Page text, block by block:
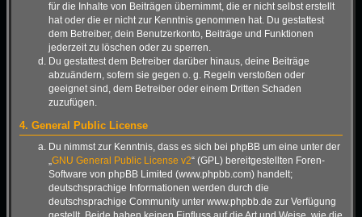
für die Inhalte von Beiträgen übernimmt, die er nicht selbst erstellt
hat oder die er nicht zur Kenntnis genommen hat. Du gestattest
dem Betreiber, dein Benutzerkonto, Beiträge und Funktionen
jederzeit zu löschen oder zu sperren.
Du gestattest dem Betreiber darüber hinaus, deine Beiträge
abzuändern, sofern sie gegen o. g. Regeln verstoßen oder
geeignet sind, dem Betreiber oder einem Dritten Schaden
zuzufügen.
4. General Public License
Du nimmst zur Kenntnis, dass es sich bei phpBB um eine unter der
„GNU General Public License v2“ (GPL) bereitgestellten Foren-
Software von phpBB Limited (www.phpbb.com) handelt;
deutschsprachige Informationen werden durch die
deutschsprachige Community unter www.phpbb.de zur Verfügung